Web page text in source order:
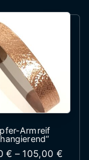
€ bis 105,00 €
Armreif
€ – 105,00 €